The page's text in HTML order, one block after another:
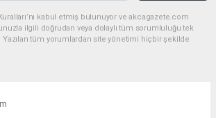
kabul etmiş bulunuyor ve akcagazete.com
ilgili doğrudan veya dolaylı tüm sorumluluğu tek
Yazılan tüm yorumlardan site yönetimi hiçbir şekilde